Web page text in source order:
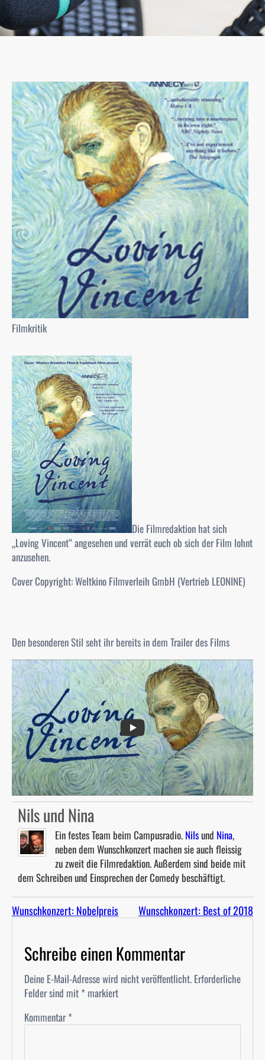
Filmkritik
Die Filmredaktion hat sich
„Loving Vincent“ angesehen und verrät euch ob sich der Film lohnt
anzusehen.
Cover Copyright: Weltkino Filmverleih GmbH (Vertrieb LEONINE)
Den besonderen Stil seht ihr bereits in dem Trailer des Films
Nils und Nina
Ein festes Team beim Campusradio. Nilsund Nina,
neben dem Wunschkonzert machen sie auch fleissig
zu zweit die Filmredaktion. Außerdem sind beide mit
dem Schreiben und Einsprechen der Comedy beschäftigt.
Wunschkonzert: Nobelpreis Wunschkonzert: Best of 2018
Schreibe einen Kommentar
Deine E-Mail-Adresse wird nicht veröffentlicht. Erforderliche
Felder sind mit * markiert
Kommentar*